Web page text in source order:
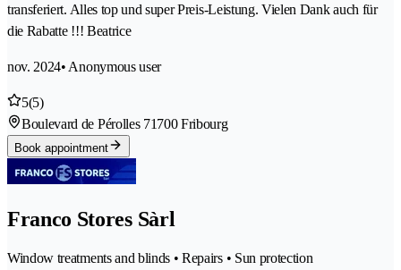
transferiert. Alles top und super Preis-Leistung. Vielen Dank auch für
die Rabatte !!! Beatrice
nov. 2024• Anonymous user
5(5)
Boulevard de Pérolles 71700 Fribourg
Book appointment
Franco Stores Sàrl
Window treatments and blinds • Repairs • Sun protection